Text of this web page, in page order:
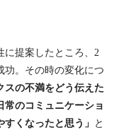
に提案したところ、2
功。その時の変化につ
スの不満をどう伝えた
常のコミュニケーショ
くなったと思う」 と